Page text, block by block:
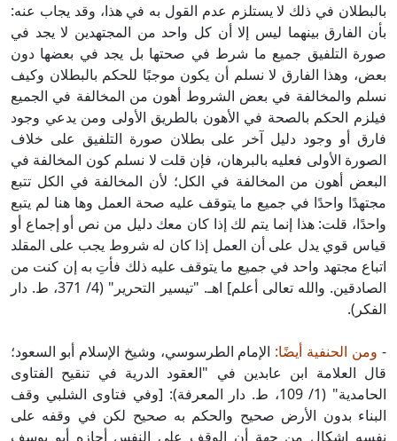
بالبطلان في ذلك لا يستلزم عدم القول به في هذا، وقد يجاب عنه:
بأن الفارق بينهما ليس إلا أن كل واحد من المجتهدين لا يجد في
صورة التلفيق جميع ما شرط في صحتها بل يجد في بعضها دون
بعض، وهذا الفارق لا نسلم أن يكون موجبًا للحكم بالبطلان وكيف
نسلم والمخالفة في بعض الشروط أهون من المخالفة في الجميع
فيلزم الحكم بالصحة في الأهون بالطريق الأولى ومن يدعي وجود
فارق أو وجود دليل آخر على بطلان صورة التلفيق على خلاف
الصورة الأولى فعليه بالبرهان، فإن قلت لا نسلم كون المخالفة في
البعض أهون من المخالفة في الكل؛ لأن المخالفة في الكل تتبع
مجتهدًا واحدًا في جميع ما يتوقف عليه صحة العمل وها هنا لم يتبع
واحدًا، قلت: هذا إنما يتم لك إذا كان معك دليل من نص أو إجماع أو
قياس قوي يدل على أن العمل إذا كان له شروط يجب على المقلد
اتباع مجتهد واحد في جميع ما يتوقف عليه ذلك فأتِ به إن كنت من
الصادقين. والله تعالى أعلم] اهـ. "تيسير التحرير" (4/ 371، ط. دار
الفكر).
- ومن الحنفية أيضًا: الإمام الطرسوسي، وشيخ الإسلام أبو السعود؛
قال العلامة ابن عابدين في "العقود الدرية في تنقيح الفتاوى
الحامدية" (1/ 109، ط. دار المعرفة): [وفي فتاوى الشلبي وقف
البناء بدون الأرض صحيح والحكم به صحيح لكن في وقفه على
نفسه إشكال من جهة أن الوقف على النفس أجازه أبو يوسف